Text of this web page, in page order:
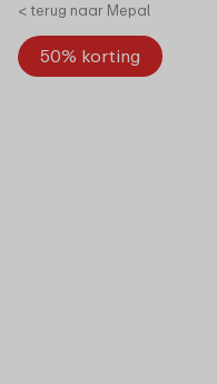
< terug naar Mepal
50% korting